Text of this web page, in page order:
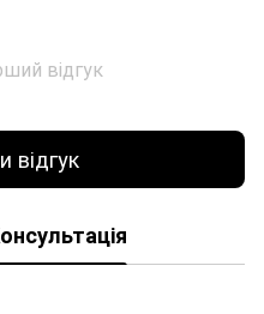
відгук
відгук